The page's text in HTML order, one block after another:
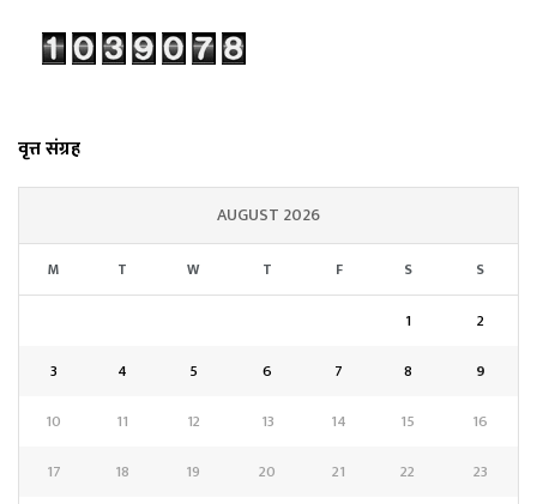
वृत्त संग्रह
AUGUST 2026
M T W T F S S
1
2
3
4 5 6 7 8
9
10
11 12 13 14 15
16
17
18 19 20 21 22 23